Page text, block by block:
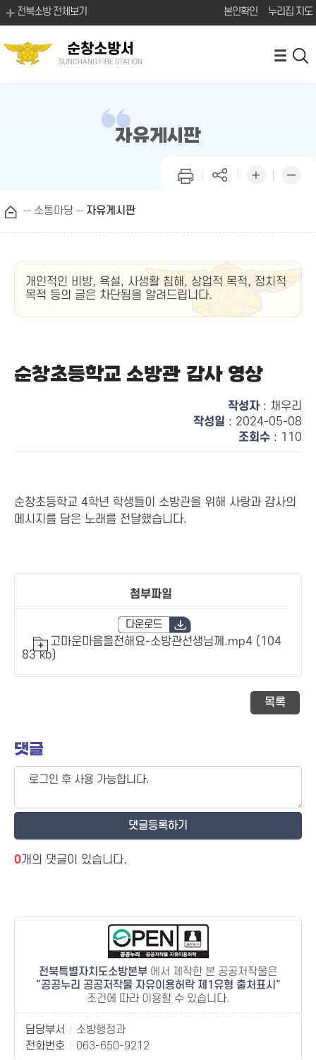
전북소방 전체보기 본인확인 누리집 지도
순창소방서
SUNCHANG FIRE STATION
자유게시판
소통마당 자유게시판
개인적인 비방, 욕설, 사생활 침해, 상업적 목적, 정치적
목적 등의 글은 차단됨을 알려드립니다.
순창초등학교 소방관 감사 영상
작성자: 채우리
작성일 : 2024-05-08
조회수 : 110
순창초등학교 4학년 학생들이 소방관을 위해 사랑과 감사의
메시지를 담은 노래를 전달했습니다.
첨부파일
다운로드
고마운마음을전해요-소방관선생님께.mp4 (104
83 kb)
목록
댓글
0개의 댓글이 있습니다.
전북특별자치도소방본부 에서 제작한 본 공공저작물은
공공누리 공공저작물 자유이용허락 제1유형 출처표시
조건에 따라 이용할 수 있습니다.
담당부서
소방행정과
전화번호
063-650-9212